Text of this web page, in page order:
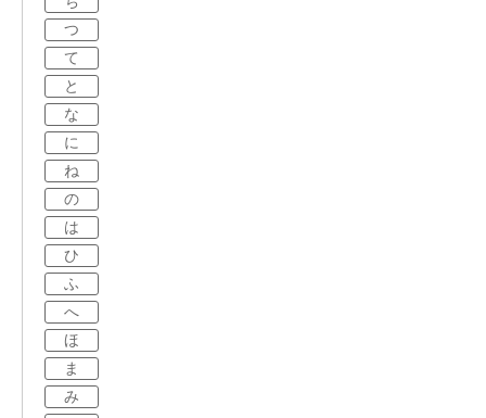
つ
て
と
な
に
ね
の
は
ひ
ふ
へ
ほ
ま
み